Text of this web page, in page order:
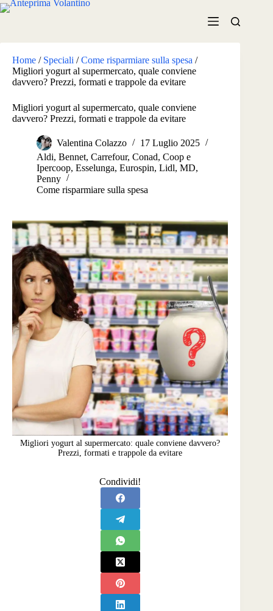
Salta
al
Home / Speciali /Come risparmiare sulla spesa /
Migliori yogurt al supermercato, quale conviene
davvero? Prezzi, formati e trappole da evitare
Migliori yogurt al supermercato, quale conviene
davvero? Prezzi, formati e trappole da evitare
Valentina Colazzo
17 Luglio 2025
Aldi, Bennet, Carrefour, Conad, Coop e
Ipercoop, Esselunga, Eurospin, Lidl, MD,
Penny
Come risparmiare sulla spesa
Migliori yogurt al supermercato: quale conviene davvero?
Prezzi, formati e trappole da evitare
Condividi!